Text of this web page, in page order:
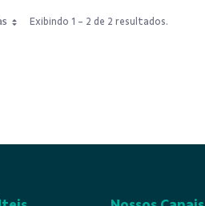
Exibindo 1 - 2 de 2 resultados.